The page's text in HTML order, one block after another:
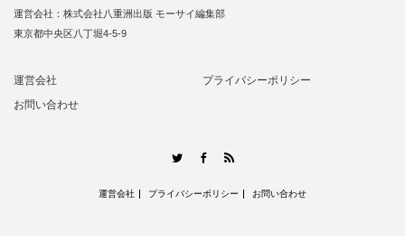
運営会社：株式会社八重洲出版 モーサイ編集部
東京都中央区八丁堀4-5-9
運営会社
プライバシーポリシー
お問い合わせ
TwitterFacebook
運営会社 プライバシーポリシー お問い合わせ